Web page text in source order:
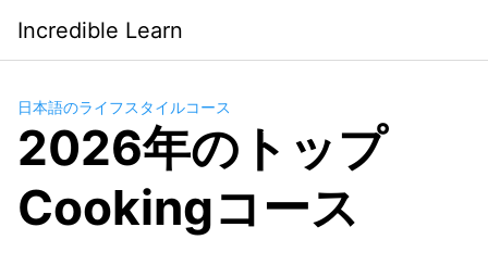
contenido
Incredible Learn
日本語のライフスタイルコース
2026年のトップ
Cookingコース